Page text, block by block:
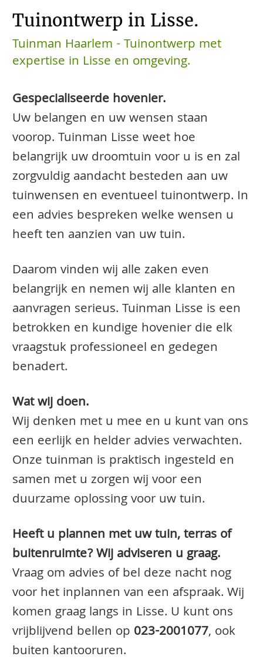
Tuinontwerp in Lisse.
Tuinman Haarlem - Tuinontwerp met
expertise in Lisse en omgeving.
Gespecialiseerde hovenier.
Uw belangen en uw wensen staan
voorop. Tuinman Lisse weet hoe
belangrijk uw droomtuin voor u is en zal
zorgvuldig aandacht besteden aan uw
tuinwensen en eventueel tuinontwerp. In
een advies bespreken welke wensen u
heeft ten aanzien van uw tuin.
Daarom vinden wij alle zaken even
belangrijk en nemen wij alle klanten en
aanvragen serieus. Tuinman Lisse is een
betrokken en kundige hovenier die elk
vraagstuk professioneel en gedegen
benadert.
Wat wij doen.
Wij denken met u mee en u kunt van ons
een eerlijk en helder advies verwachten.
Onze tuinman is praktisch ingesteld en
samen met u zorgen wij voor een
duurzame oplossing voor uw tuin.
Heeft u plannen met uw tuin, terras of
buitenruimte? Wij adviseren u graag.
Vraag om advies of bel deze nacht nog
voor het inplannen van een afspraak. Wij
komen graag langs in Lisse. U kunt ons
vrijblijvend bellen op 023-2001077, ook
buiten kantooruren.